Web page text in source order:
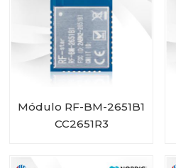
Módulo RF-BM-2651B1
CC2651R3